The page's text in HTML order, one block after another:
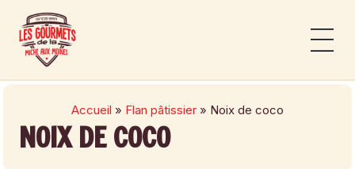
Accueil » Flan pâtissier » Noix de coco
NOIX DE COCO
Panneau de gestion des cookies